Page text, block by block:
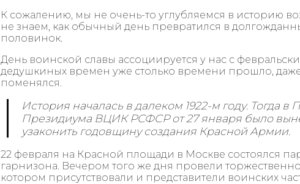
К сожалению, мы не очень-то углубляемся в историю
не знаем, как обычный день превратился в
половинок.
День воинской славы ассоциируется у нас с
дедушкиных времен уже столько времени прошло,
поменялся.
История началась в далеком 1922-м году. Тогда в
Президиума ВЦИК РСФСР от 27 января было
узаконить годовщину создания Красной Армии.
22 февраля на Красной площади в Москве состоялся
гарнизона. Вечером того же дня провели
котором присутствовали и представители воинских